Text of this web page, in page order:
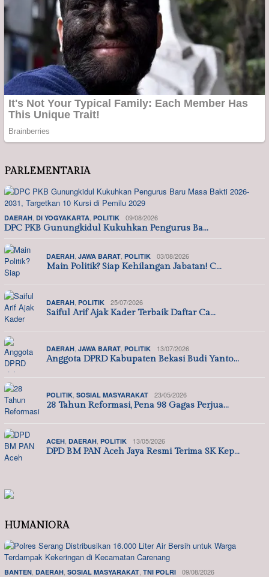
PARLEMENTARIA
DAERAH, DI YOGYAKARTA, POLITIK 09/08/2026
DPC PKB Gunungkidul Kukuhkan Pengurus Ba…
DAERAH, JAWA BARAT, POLITIK 03/08/2026
Main Politik? Siap Kehilangan Jabatan! C…
DAERAH, POLITIK 25/07/2026
Saiful Arif Ajak Kader Terbaik Daftar Ca…
DAERAH, JAWA BARAT, POLITIK 13/07/2026
Anggota DPRD Kabupaten Bekasi Budi Yanto…
POLITIK, SOSIAL MASYARAKAT 23/05/2026
28 Tahun Reformasi, Pena 98 Gagas Perjua…
ACEH, DAERAH, POLITIK 13/05/2026
DPD BM PAN Aceh Jaya Resmi Terima SK Kep…
HUMANIORA
BANTEN DAERAH SOSIAL MASYARAKAT TNI POLRI 09/08/2026